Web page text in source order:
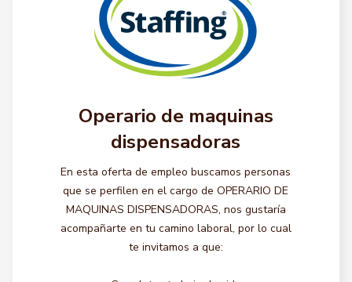
Operario de maquinas
dispensadoras
En esta oferta de empleo buscamos personas
que se perfilen en el cargo de OPERARIO DE
MAQUINAS DISPENSADORAS, nos gustaría
acompañarte en tu camino laboral, por lo cual
te invitamos a que: